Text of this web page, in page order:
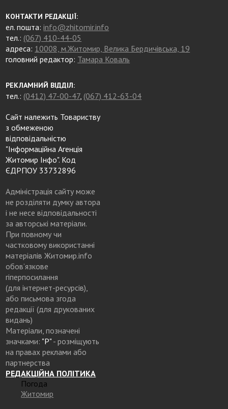
КОНТАКТИ РЕДАКЦІЇ:
ел. пошта:info@zhitomir.info
тел.: (067) 410-44-05
адреса: 10008, м.Житомир, Велика Бердичівська, 19
головний редактор: Тамара Коваль
РЕКЛАМНИЙ ВІДДІЛ:
тел.: (0412) 47-00-47, (067) 412-63-04
Сайт належить Товариству
з обмеженою
відповідальністю
"Інформаційна Агенція
Житомир Інфо". Код
ЄДРПОУ 33732896
Адміністрація сайту може
не розділяти думку автора
і не несе відповідальності
за авторські матеріали.
При повному чи
частковому використанні
матеріалів Житомир.info
обов’язкове
гіперпосилання
(для інтернет-ресурсів),
або письмова згода
редакції (для друкованих
видань)
Матеріали, позначені
значками: "Р"- розміщують
на правах реклами або
партнерства
РЕДАКЦІЙНА ПОЛІТИКА
Погода
Житомир